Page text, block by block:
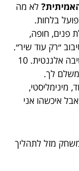
לא מה
בלחות.
פנים, חופה,
״רק עוד שיר״.
1 זה ישיבה אלגנטית. 10
משלם לך.
מינימליסטי,
אבל איכשהו אני
מזל לתהליך